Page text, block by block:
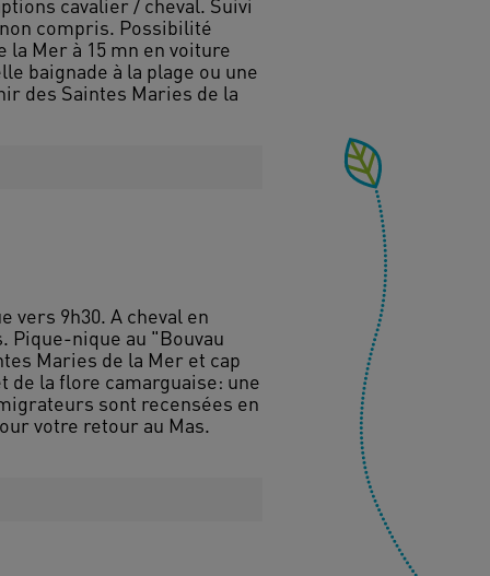
compris. Possibilité
Mer à 15 mn en voiture
baignade à la plage ou une
des Saintes Maries de la
vers 9h30. A cheval en
Pique-nique au "Bouvau
Maries de la Mer et cap
de la flore camarguaise: une
sont recensées en
votre retour au Mas.